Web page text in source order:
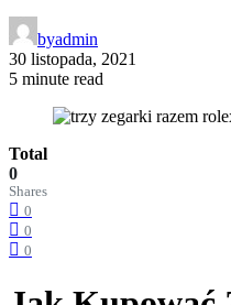
byadmin
30 listopada, 2021
5 minute read
Total
0
Shares
0
0
0